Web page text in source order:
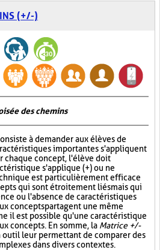
(+/-)
des chemins
à demander aux élèves de
importantes s'appliquent
chaque concept, l'élève doit
s'applique (+) ou ne
est particulièrement efficace
qui sont étroitement liés mais qui
ou l'absence de caractéristiques
concepts partagent une même
il est possible qu'une caractéristique
concepts. En somme, la Matrice +/-
leur permettant de comparer des
dans divers contextes.